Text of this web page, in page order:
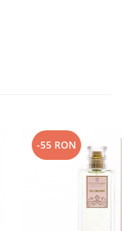
-55 RON